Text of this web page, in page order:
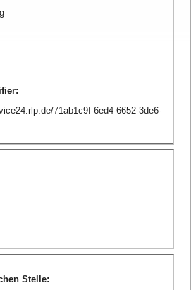
:
71ab1c9f-6ed4-6652-3de6-
Stelle: